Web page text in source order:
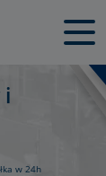
i
w 24h